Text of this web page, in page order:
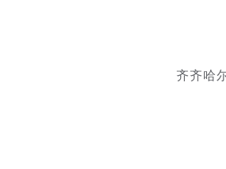
齐齐哈尔市住房
2025年7